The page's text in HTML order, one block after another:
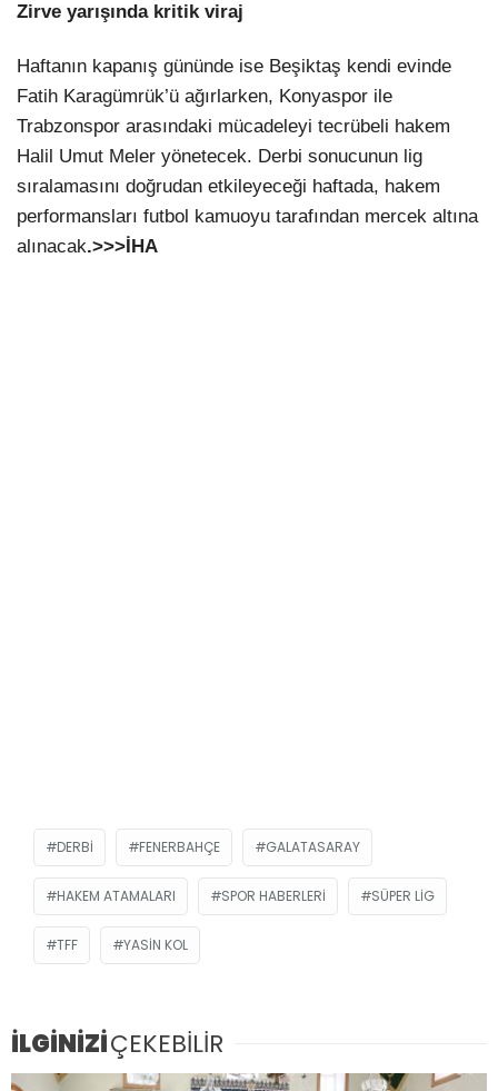
Zirve yarışında kritik viraj
Haftanın kapanış gününde ise Beşiktaş kendi evinde
Fatih Karagümrük’ü ağırlarken, Konyaspor ile
Trabzonspor arasındaki mücadeleyi tecrübeli hakem
Halil Umut Meler yönetecek. Derbi sonucunun lig
sıralamasını doğrudan etkileyeceği haftada, hakem
performansları futbol kamuoyu tarafından mercek altına
alınacak.>>>İHA
DERBI FENERBAHÇE GALATASARAY
HAKEM ATAMALARI SPOR HABERLERI SÜPER LIG
TFF YASIN KOL
İLGİNİZİÇEKEBİLİR